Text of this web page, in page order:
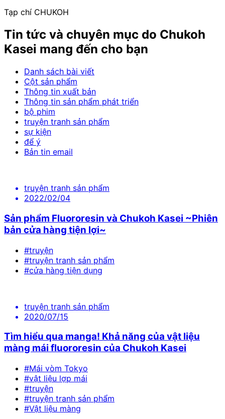
Tạp chí CHUKOH
Tin tức và chuyên mục do Chukoh
Kasei mang đến cho bạn
Danh sách bài viết
Cột sản phẩm
Thông tin xuất bản
Thông tin sản phẩm phát triển
bộ phim
truyện tranh sản phẩm
sự kiện
để ý
Bản tin email
truyện tranh sản phẩm
2022/02/04
Sản phẩm Fluororesin và Chukoh Kasei ~Phiên
bản cửa hàng tiện lợi~
#truyện
#truyện tranh sản phẩm
#cửa hàng tiện dụng
truyện tranh sản phẩm
2020/07/15
Tìm hiểu qua manga! Khả năng của vật liệu
màng mái fluororesin của Chukoh Kasei
#Mái vòm Tokyo
#vật liệu lợp mái
#truyện
#truyện tranh sản phẩm
#Vật liệu màng